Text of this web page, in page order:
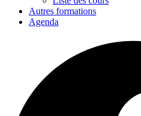
Autres formations
Agenda